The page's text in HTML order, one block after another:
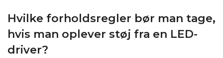
Hvilke forholdsregler bør man tage,
hvis man oplever støj fra en LED-
driver?